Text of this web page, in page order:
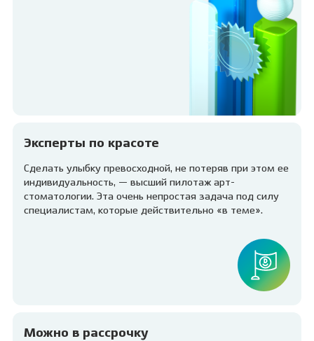
Эксперты по красоте
Сделать улыбку превосходной, не потеряв при этом ее
индивидуальность, — высший пилотаж арт-
стоматологии. Эта очень непростая задача под силу
специалистам, которые действительно «в теме».
Можно в рассрочку